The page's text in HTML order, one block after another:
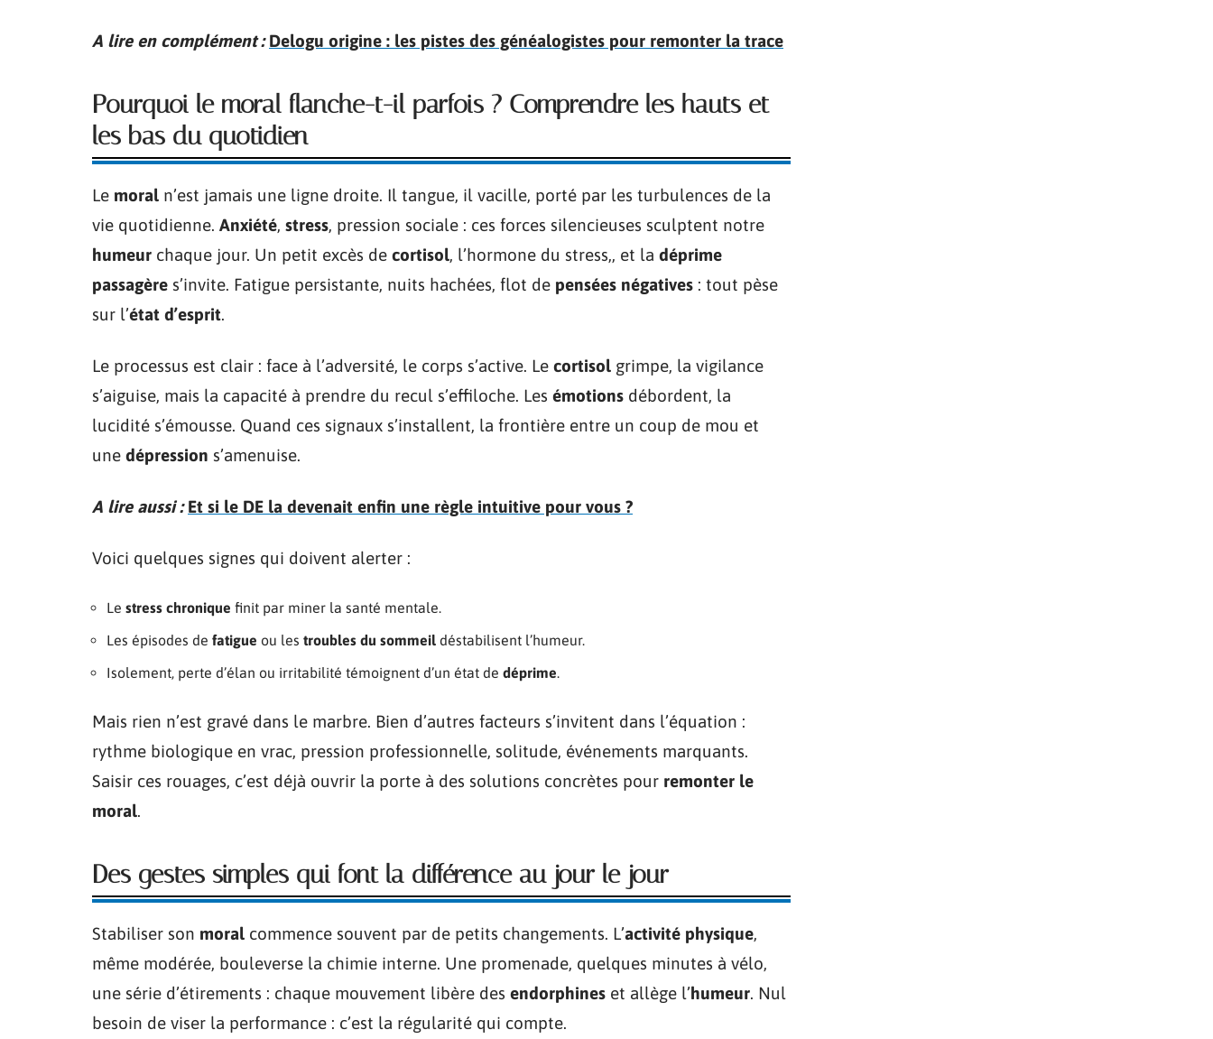
A lire en complément : Delogu origine : les pistes des généalogistes pour remonter la trace
Pourquoi le moral flanche-t-il parfois ? Comprendre les hauts et
les bas du quotidien
Le moral n’est jamais une ligne droite. Il tangue, il vacille, porté par les turbulences de la
vie quotidienne. Anxiété, stress, pression sociale : ces forces silencieuses sculptent notre
humeur chaque jour. Un petit excès de cortisol, l’hormone du stress,, et la déprime
passagère s’invite. Fatigue persistante, nuits hachées, flot de pensées négatives : tout pèse
sur l’état d’esprit.
Le processus est clair : face à l’adversité, le corps s’active. Le cortisol grimpe, la vigilance
s’aiguise, mais la capacité à prendre du recul s’effiloche. Les émotions débordent, la
lucidité s’émousse. Quand ces signaux s’installent, la frontière entre un coup de mou et
une dépression s’amenuise.
A lire aussi : Et si le DE la devenait enfin une règle intuitive pour vous ?
Voici quelques signes qui doivent alerter :
Le stress chronique finit par miner la santé mentale.
Les épisodes de fatigue ou les troubles du sommeil déstabilisent l’humeur.
Isolement, perte d’élan ou irritabilité témoignent d’un état de déprime
Mais rien n’est gravé dans le marbre. Bien d’autres facteurs s’invitent dans l’équation :
rythme biologique en vrac, pression professionnelle, solitude, événements marquants.
Saisir ces rouages, c’est déjà ouvrir la porte à des solutions concrètes pour remonter le
moral.
Des gestes simples qui font la différence au jour le jour
Stabiliser son moral commence souvent par de petits changements. L’activité physique,
même modérée, bouleverse la chimie interne. Une promenade, quelques minutes à vélo,
une série d’étirements : chaque mouvement libère des endorphines et allège l’humeur. Nul
besoin de viser la performance : c’est la régularité qui compte.